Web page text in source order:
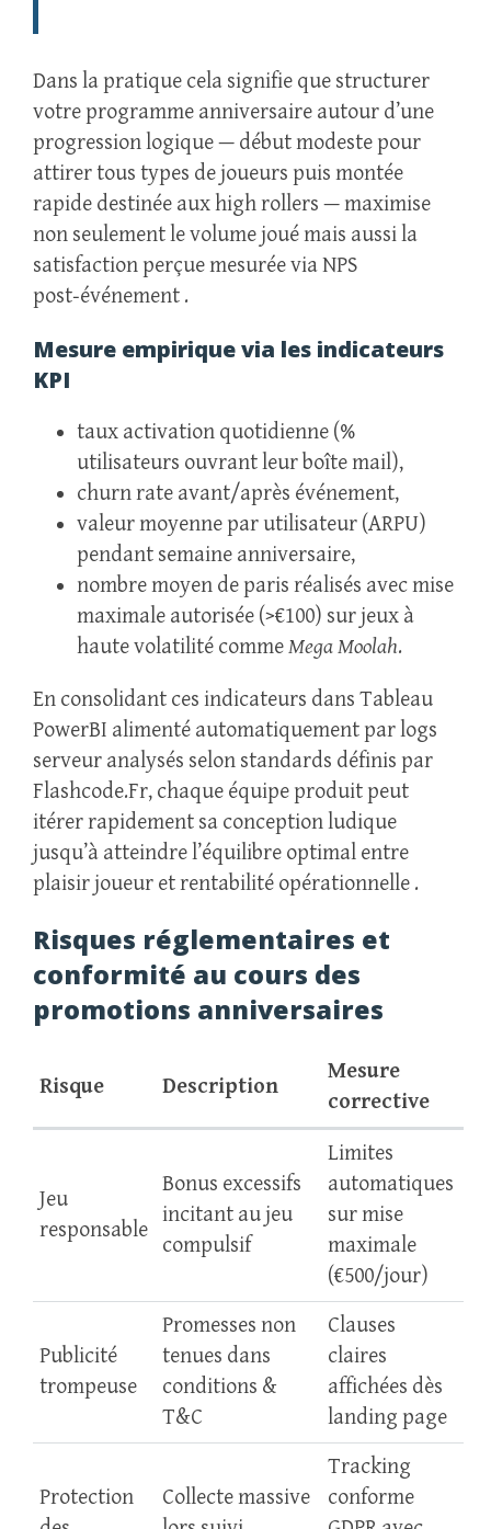
Dans la pratique cela signifie que structurer
votre programme anniversaire autour d’une
progression logique — début modeste pour
attirer tous types de joueurs puis montée
rapide destinée aux high rollers — maximise
non seulement le volume joué mais aussi la
satisfaction perçue mesurée via NPS
post‑événement .
Mesure empirique via les indicateurs
KPI
taux activation quotidienne (%
utilisateurs ouvrant leur boîte mail),
churn rate avant/après événement,
valeur moyenne par utilisateur (ARPU)
pendant semaine anniversaire,
nombre moyen de paris réalisés avec mise
maximale autorisée (>€100) sur jeux à
haute volatilité commeMega Moolah.
En consolidant ces indicateurs dans Tableau
PowerBI alimenté automatiquement par logs
serveur analysés selon standards définis par
Flashcode.Fr, chaque équipe produit peut
itérer rapidement sa conception ludique
jusqu’à atteindre l’équilibre optimal entre
plaisir joueur et rentabilité opérationnelle .
Risques réglementaires et
conformité au cours des
promotions anniversaires
Risque Description
Mesure
corrective
Jeu
responsable
Bonus excessifs
incitant au jeu
compulsif
Limites
automatiques
sur mise
maximale
(€500/jour)
Publicité
trompeuse
Promesses non
tenues dans
conditions &
T&C
Clauses
claires
affichées dès
landing page
Protection
Collecte massive
Tracking
conforme